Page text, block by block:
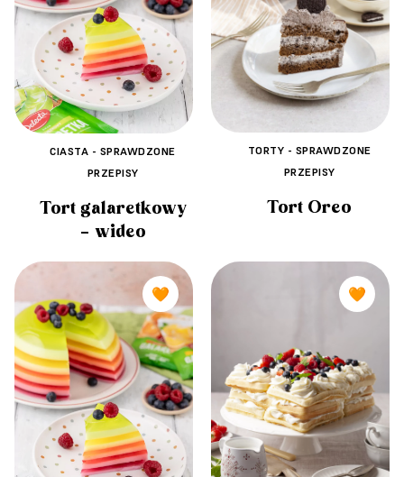
CIASTA - SPRAWDZONE
PRZEPISY
Tort galaretkowy
– wideo
TORTY - SPRAWDZONE
PRZEPISY
Tort Oreo
🧡 🧡